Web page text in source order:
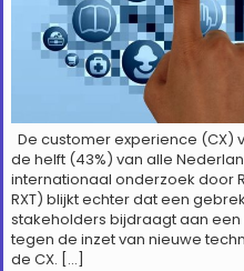
De customer experience (CX)
de helft (43%) van alle
internationaal onderzoek door
RXT) blijkt echter dat een
stakeholders bijdraagt aan
tegen de inzet van nieuwe
de CX. […]